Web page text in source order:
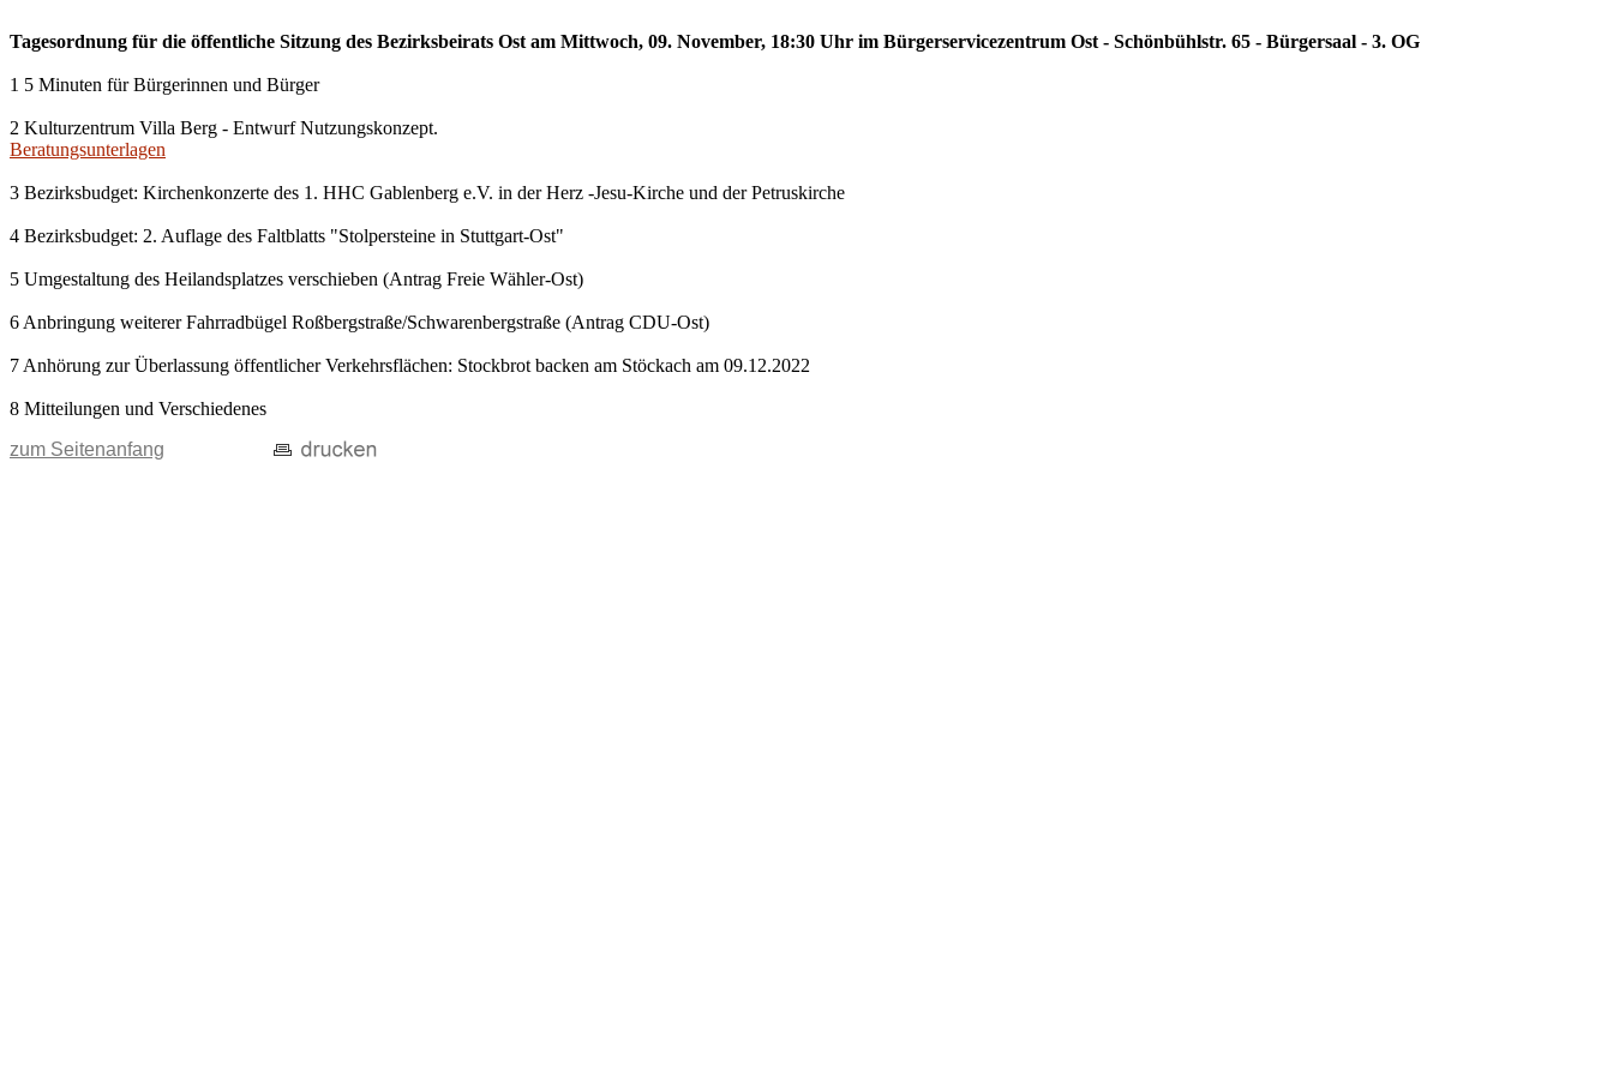
Tagesordnung für die öffentliche Sitzung des Bezirksbeirats Ost am Mittwoch, 09. November, 18:30 Uhr im Bürgerservicezentrum Ost - Schönbühlstr. 65 - Bürgersaal - 3. OG
1 5 Minuten für Bürgerinnen und Bürger
2 Kulturzentrum Villa Berg - Entwurf Nutzungskonzept.
Beratungsunterlagen
3 Bezirksbudget: Kirchenkonzerte des 1. HHC Gablenberg e.V. in der Herz -Jesu-Kirche und der Petruskirche
4 Bezirksbudget: 2. Auflage des Faltblatts "Stolpersteine in Stuttgart-Ost"
5 Umgestaltung des Heilandsplatzes verschieben (Antrag Freie Wähler-Ost)
6 Anbringung weiterer Fahrradbügel Roßbergstraße/Schwarenbergstraße (Antrag CDU-Ost)
7 Anhörung zur Überlassung öffentlicher Verkehrsflächen: Stockbrot backen am Stöckach am 09.12.2022
8 Mitteilungen und Verschiedenes
zum Seitenanfang